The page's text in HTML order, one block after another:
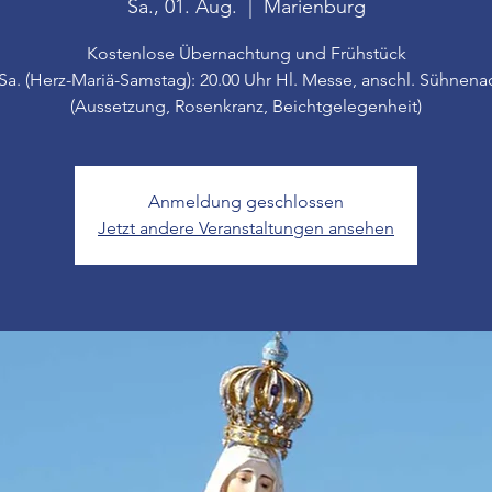
Sa., 01. Aug. Marienburg
Kostenlose Übernachtung und Frühstück
(Herz-Mariä-Samstag): 20.00 Uhr Hl. Messe, anschl.
(Aussetzung, Rosenkranz, Beichtgelegenheit)
Anmeldung geschlossen
Jetzt andere Veranstaltungen ansehen